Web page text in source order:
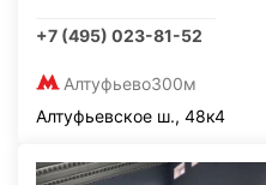
+7 (495) 023-81-52
Алтуфьево300м
Алтуфьевское ш., 48к4